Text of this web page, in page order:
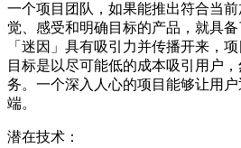
一个项目团队，如果能推出符合当
觉、感受和明确目标的产品，就具
「迷因」具有吸引力并传播开来，
目标是以尽可能低的成本吸引用户
务。一个深入人心的项目能够让用
端。
潜在技术：